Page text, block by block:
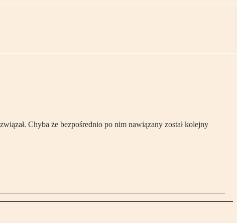
Chyba że bezpośrednio po nim nawiązany został kolejny